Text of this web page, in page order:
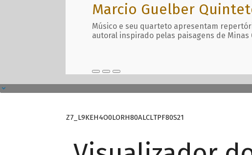
Marcio Guelber
Músico e seu quarteto apresentam
autoral inspirado pelas paisagens de Minas
Z7_L9KEH4O0LORH80ALCLTPF80S21